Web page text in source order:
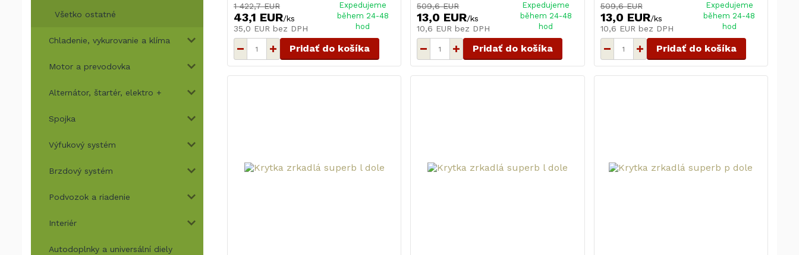
Všetko ostatné
Chladenie, vykurovanie a klíma
Motor a prevodovka
Alternátor, štartér, elektro +
Spojka
Výfukový systém
Brzdový systém
Podvozok a riadenie
Interiér
Autodoplnky a universální diely
1 422,7 EUR
43,1 EUR/ks
35,0 EUR bez DPH
Expedujeme
během 24-48
hod
Pridať do košíka
509,6 EUR
13,0 EUR/ks
10,6 EUR bez DPH
Expedujeme
během 24-48
hod
Pridať do košíka
509,6 EUR
13,0 EUR/ks
10,6 EUR bez DPH
Expedujeme
během 24-48
hod
Pridať do košíka